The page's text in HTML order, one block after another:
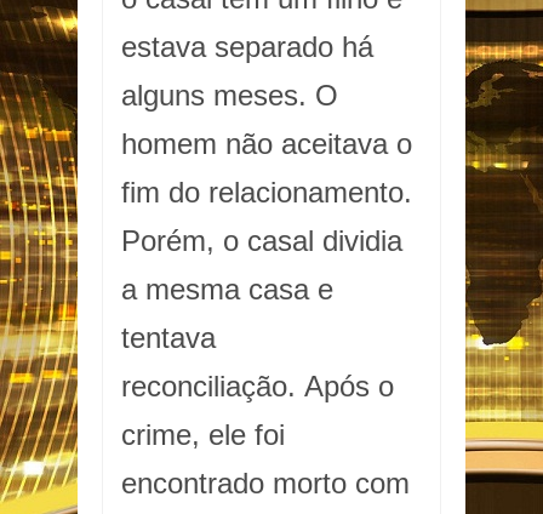
estava separado há
alguns meses. O
homem não aceitava o
fim do relacionamento.
Porém, o casal dividia
a mesma casa e
tentava
reconciliação. Após o
crime, ele foi
encontrado morto com